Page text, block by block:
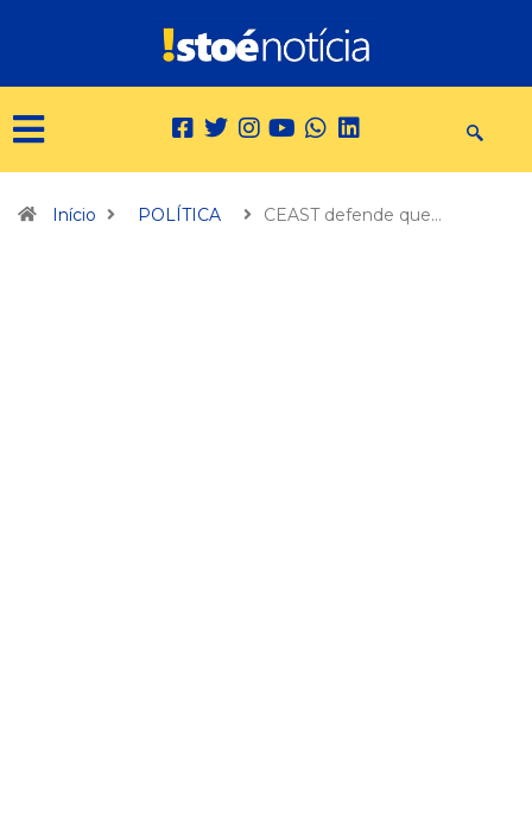
Início POLÍTICA CEAST defende que…